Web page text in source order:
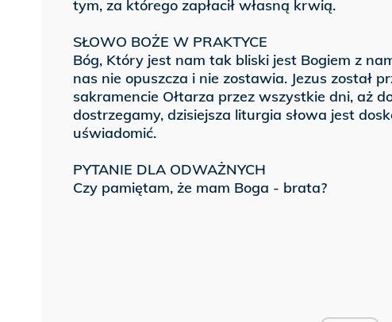
tym, za którego zapłacił własną krwią.
SŁOWO BOŻE W PRAKTYCE
Bóg, Który jest nam tak bliski jest Bogiem z
nas nie opuszcza i nie zostawia. Jezus został
sakramencie Ołtarza przez wszystkie dni, aż
dostrzegamy, dzisiejsza liturgia słowa jest
uświadomić.
PYTANIE DLA ODWAŻNYCH
Czy pamiętam, że mam Boga - brata?